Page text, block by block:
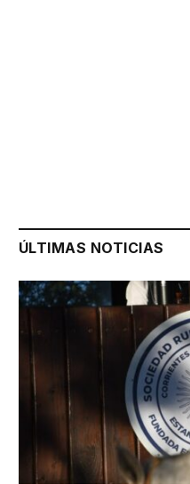
ÚLTIMAS NOTICIAS